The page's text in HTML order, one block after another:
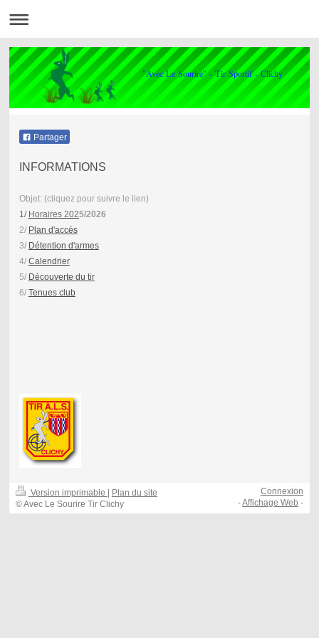
"Avec Le Sourire" - Tir Sportif - Clichy
Partager
INFORMATIONS
Objet: (cliquez pour suivre le lien)
1/ Horaires 2025/2026
2/ Plan d'accès
3/ Détention d'armes
4/ Calendrier
5/ Découverte du tir
6/ Tenues club
Version imprimable
Plan du site
© Avec Le Sourire Tir Clichy
Connexion
-Affichage Web -